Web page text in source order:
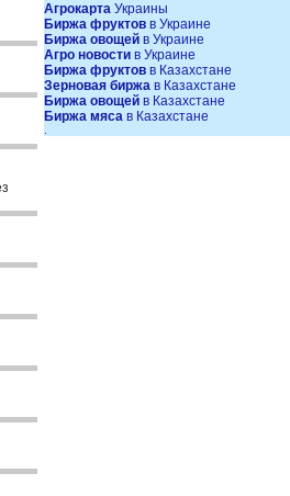
Агрокарта Украины
Биржа фруктов в Украине
Биржа овощей в Украине
Агро новости в Украине
Биржа фруктов в Казахстане
Зерновая биржа в Казахстане
Биржа овощей в Казахстане
Биржа мяса в Казахстане